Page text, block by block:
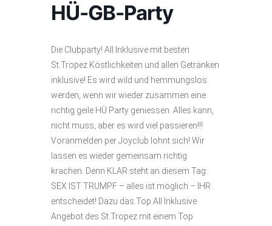
HÜ-GB-Party
Die Clubparty! All Inklusive mit besten
St.Tropez Köstlichkeiten und allen Getränken
inklusive! Es wird wild und hemmungslos
werden, wenn wir wieder zusammen eine
richtig geile HÜ Party geniessen. Alles kann,
nicht muss, aber es wird viel passieren!!!
Voranmelden per Joyclub lohnt sich! Wir
lassen es wieder gemeinsam richtig
krachen. Denn KLAR steht an diesem Tag:
SEX IST TRUMPF – alles ist möglich – IHR
entscheidet! Dazu das Top All Inklusive
Angebot des St.Tropez mit einem Top